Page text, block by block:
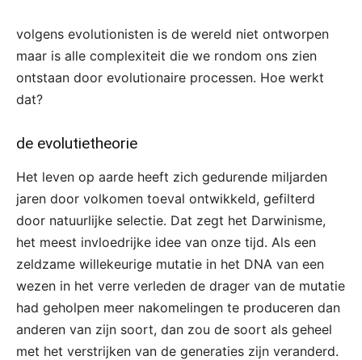
volgens evolutionisten is de wereld niet ontworpen
maar is alle complexiteit die we rondom ons zien
ontstaan door evolutionaire processen. Hoe werkt
dat?
de evolutietheorie
Het leven op aarde heeft zich gedurende miljarden
jaren door volkomen toeval ontwikkeld, gefilterd
door natuurlijke selectie. Dat zegt het Darwinisme,
het meest invloedrijke idee van onze tijd. Als een
zeldzame willekeurige mutatie in het DNA van een
wezen in het verre verleden de drager van de mutatie
had geholpen meer nakomelingen te produceren dan
anderen van zijn soort, dan zou de soort als geheel
met het verstrijken van de generaties zijn veranderd.